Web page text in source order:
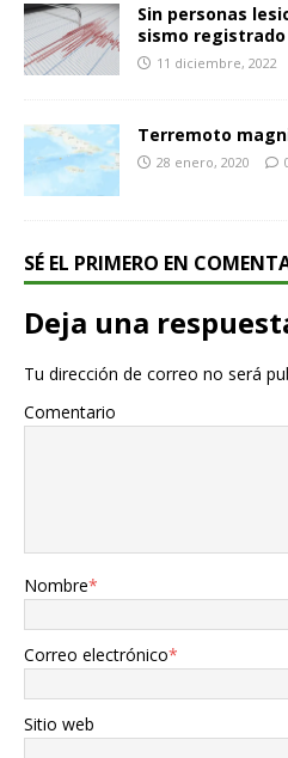
Sin personas
sismo registrado
11 diciembre, 2022
Terremoto
28 enero, 2020
SÉ EL PRIMERO EN
Deja una
Tu dirección de correo no será
Comentario
Nombre*
Correo electrónico*
Sitio web